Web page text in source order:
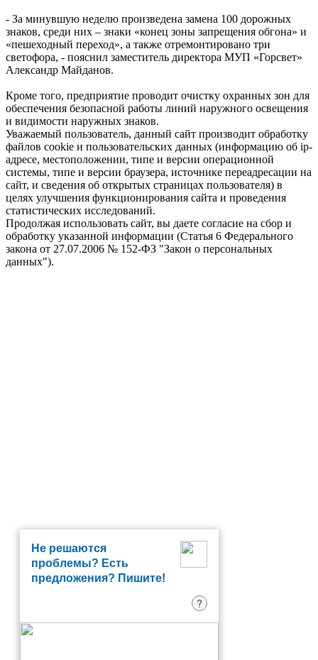
- За минувшую неделю произведена замена 100 дорожных
знаков, среди них – знаки «конец зоны запрещения обгона» и
«пешеходный переход», а также отремонтировано три
светофора, - пояснил заместитель директора МУП «Горсвет»
Александр Майданов.
Кроме того, предприятие проводит очистку охранных зон для
обеспечения безопасной работы линий наружного освещения
и видимости наружных знаков.
Уважаемый пользователь, данный сайт производит обработку
файлов cookie и пользовательских данных (информацию об ip-
адресе, местоположении, типе и версии операционной
системы, типе и версии браузера, источнике переадресации на
сайт, и сведения об открытых страницах пользователя) в
целях улучшения функционирования сайта и проведения
статистических исследований.
Продолжая использовать сайт, вы даете согласие на сбор и
обработку указанной информации (Статья 6 Федерального
закона от 27.07.2006 № 152-ФЗ "Закон о персональных
данных").
Не решаются
проблемы? Есть
предложения? Пишите!
?